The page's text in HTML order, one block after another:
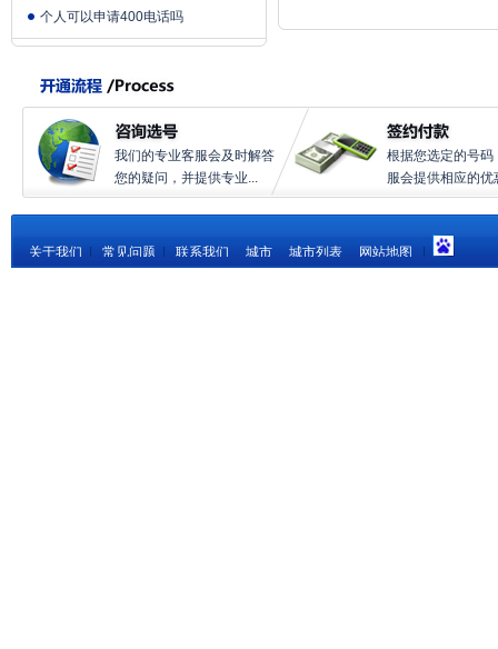
个人可以申请400电话吗
我们的专业客服会及时解答
您的疑问，并提供专业...
根据您选定的号码
服会提供相应的优
关于我们 常见问题 联系我们 城市 城市列表 网站地图